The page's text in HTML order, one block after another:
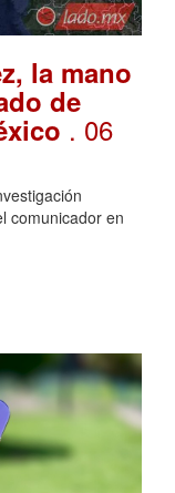
la mano
de
. 06
comunicador en